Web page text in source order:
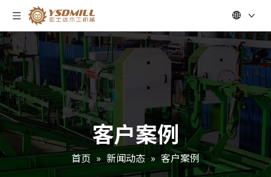
客户案例
首页 » 新闻动态 » 客户案例